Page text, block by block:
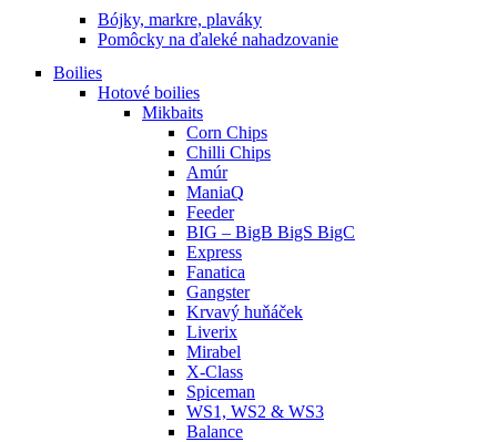
Bójky, markre, plaváky
Pomôcky na ďaleké nahadzovanie
Boilies
Hotové boilies
Mikbaits
Corn Chips
Chilli Chips
Amúr
ManiaQ
Feeder
BIG – BigB BigS BigC
Express
Fanatica
Gangster
Krvavý huňáček
Liverix
Mirabel
X-Class
Spiceman
WS1, WS2 & WS3
Balance